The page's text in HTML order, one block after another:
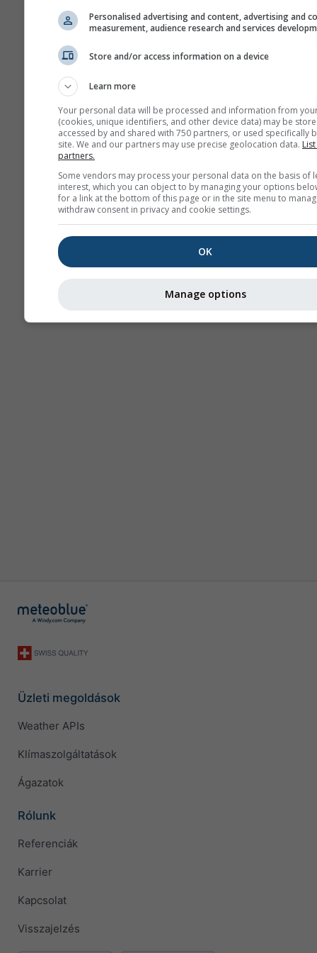
előrejelzés
Üzleti megoldások
Weather APIs
Klímaszolgáltatások
Ágazatok
Rólunk
Referenciák
Karrier
Kapcsolat
Visszajelzés
Personalised advertising and content, advertising and
measurement, audience research and services
Store and/or access information on a device
Learn more
Your personal data will be processed and information from
(cookies, unique identifiers, and other device data) may be
accessed by and shared with 750 partners, or used specifically
site. We and our partners may use precise geolocation data.
partners.
Some vendors may process your personal data on the basis of
interest, which you can object to by managing your options
for a link at the bottom of this page or in the site menu to
withdraw consent in privacy and cookie settings.
OK
Manage options